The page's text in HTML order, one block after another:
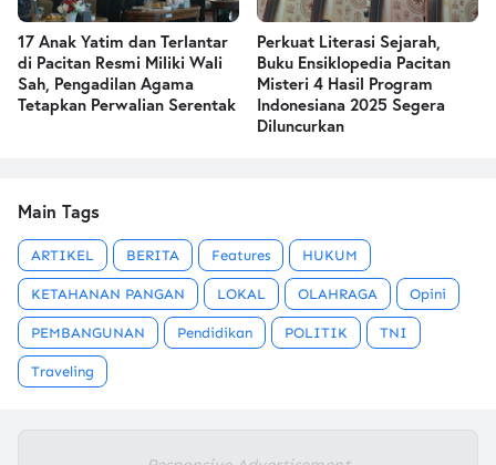
17 Anak Yatim dan Terlantar
di Pacitan Resmi Miliki Wali
Sah, Pengadilan Agama
Tetapkan Perwalian Serentak
Perkuat Literasi Sejarah,
Buku Ensiklopedia Pacitan
Misteri 4 Hasil Program
Indonesiana 2025 Segera
Diluncurkan
Main Tags
ARTIKEL BERITA Features HUKUM
KETAHANAN PANGAN LOKAL OLAHRAGA Opini
PEMBANGUNAN Pendidikan POLITIK TNI
Traveling